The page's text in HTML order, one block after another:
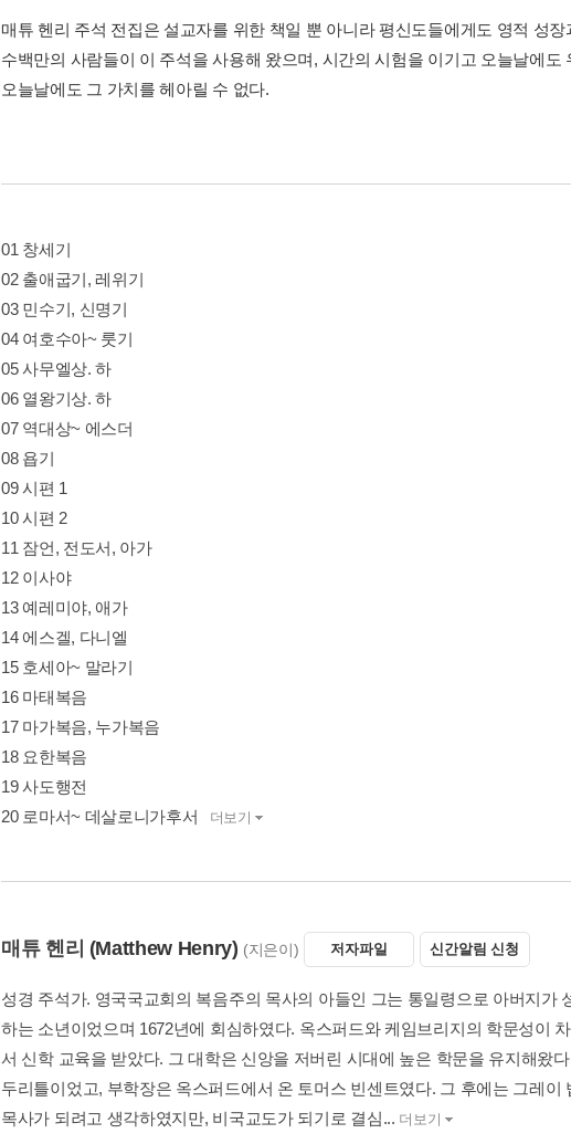
매튜 헨리 주석 전집은 설교자를 위한 책일 뿐 아니라 평신도들에게도 영적 성
수백만의 사람들이 이 주석을 사용해 왔으며, 시간의 시험을 이기고 오늘날에도
오늘날에도 그 가치를 헤아릴 수 없다.
01 창세기
02 출애굽기, 레위기
03 민수기, 신명기
04 여호수아~ 룻기
05 사무엘상. 하
06 열왕기상. 하
07 역대상~ 에스더
08 욥기
09 시편 1
10 시편 2
11 잠언, 전도서, 아가
12 이사야
13 예레미야, 애가
14 에스겔, 다니엘
15 호세아~ 말라기
16 마태복음
17 마가복음, 누가복음
18 요한복음
19 사도행전
20 로마서~ 데살로니가후서
더보기
매튜 헨리 (Matthew Henry) (지은이) 저자파일 신간알림 신청
성경 주석가. 영국국교회의 복음주의 목사의 아들인 그는 통일령으로 아버지가
하는 소년이었으며 1672년에 회심하였다. 옥스퍼드와 케임브리지의 학문성이
서 신학 교육을 받았다. 그 대학은 신앙을 저버린 시대에 높은 학문을 유지해왔
두리틀이었고, 부학장은 옥스퍼드에서 온 토머스 빈센트였다. 그 후에는 그레
목사가 되려고 생각하였지만, 비국교도가 되기로 결심... 더보기